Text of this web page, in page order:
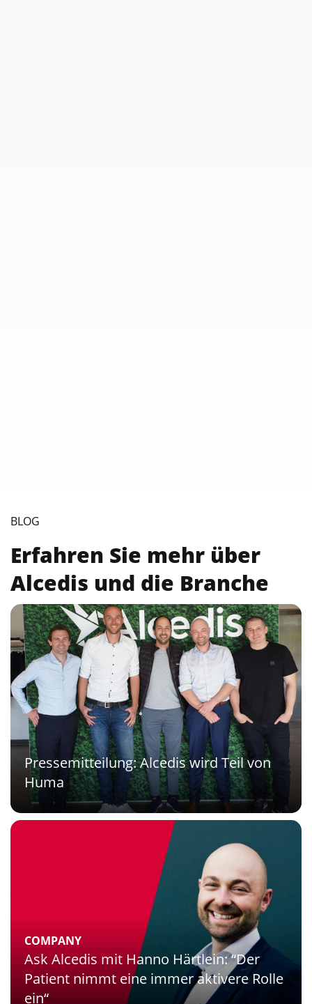
BLOG
Erfahren Sie mehr über
Alcedis und die Branche
Pressemitteilung: Alcedis wird Teil von
Huma
COMPANY
Ask Alcedis mit Hanno Härtlein: “Der
Patient nimmt eine immer aktivere Rolle
ein“